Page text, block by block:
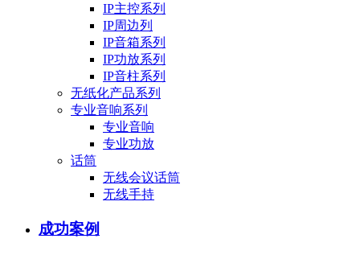
IP主控系列
IP周边列
IP音箱系列
IP功放系列
IP音柱系列
无纸化产品系列
专业音响系列
专业音响
专业功放
话筒
无线会议话筒
无线手持
成功案例